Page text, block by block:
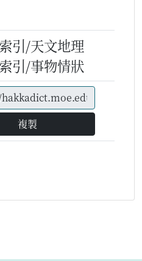
引/天文地理
引/事物情狀
複製